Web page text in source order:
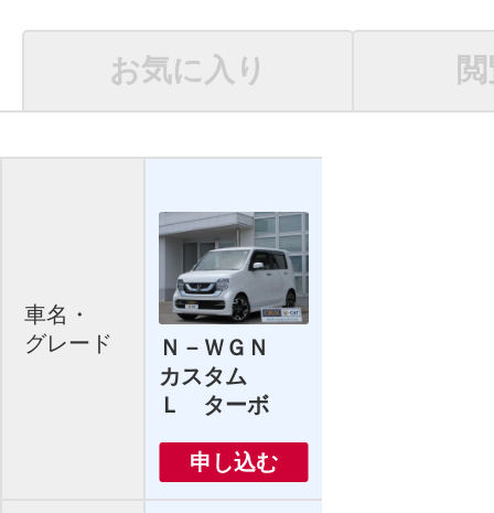
お気に入り
車名・
グレード
Ｎ－ＷＧＮ
カスタム
Ｌ ターボ
申し込む